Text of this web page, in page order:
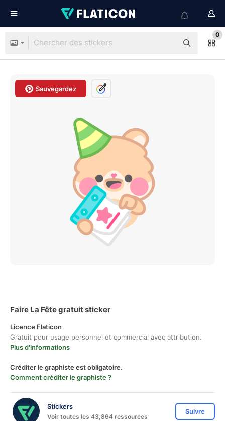
0
Sauvegardez
Faire La Fête gratuit sticker
Licence Flaticon
Gratuit pour usage personnel et commercial avec attribution.
Plus d'informations
Créditer le graphiste est obligatoire.
Comment créditer le graphiste ?
Stickers
Voir toutes les 43,864 ressources
Suivre